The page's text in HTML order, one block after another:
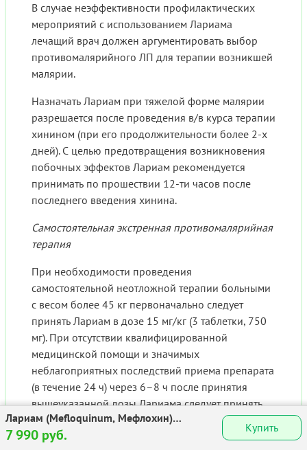
В случае неэффективности профилактических
мероприятий с использованием Лариама
лечащий врач должен аргументировать выбор
противомалярийного ЛП для терапии возникшей
малярии.
Назначать Лариам при тяжелой форме малярии
разрешается после проведения в/в курса терапии
хинином (при его продолжительности более 2-х
дней). С целью предотвращения возникновения
побочных эффектов Лариам рекомендуется
принимать по прошествии 12-ти часов после
последнего введения хинина.
Самостоятельная экстренная противомалярийная
терапия
При необходимости проведения
самостоятельной неотложной терапии больными
с весом более 45 кг первоначально следует
принять Лариам в дозе 15 мг/кг (3 таблетки, 750
мг). При отсутствии квалифицированной
медицинской помощи и значимых
неблагоприятных последствий приема препарата
(в течение 24 ч) через 6–8 ч после принятия
вышеуказанной дозы Лариама следует принять
еще 500 мг (2 таблетки).
Лариам (Mefloquinum, Мефлохин)
таблетки 250мг №8
7 990 руб. Купить